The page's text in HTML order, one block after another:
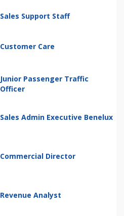
Sales Support Staff
Customer Care
Junior Passenger Traffic
Officer
Sales Admin Executive Benelux
Commercial Director
Revenue Analyst